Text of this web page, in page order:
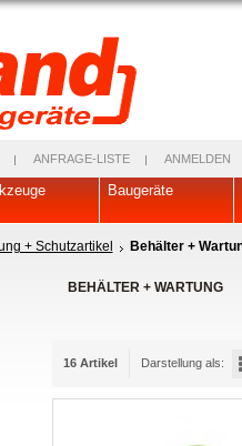
ANFRAGE-LISTE ANMELDEN
Baugeräte
+ Schutzartikel Behälter +
BEHÄLTER + WARTUNG
16 Artikel Darstellung als: